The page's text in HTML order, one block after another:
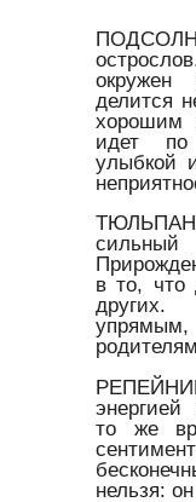
окружен
делится
хорошим
идет
улыбкой
в то, что
то же
нельзя: